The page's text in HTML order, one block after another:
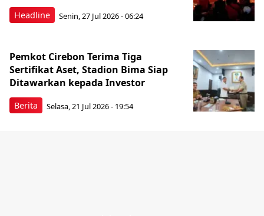
Headline Senin, 27 Jul 2026 - 06:24
Berita
Pemkot Cirebon Terima Tiga
Sertifikat Aset, Stadion Bima Siap
Ditawarkan kepada Investor
Selasa, 21 Jul 2026 - 19:54